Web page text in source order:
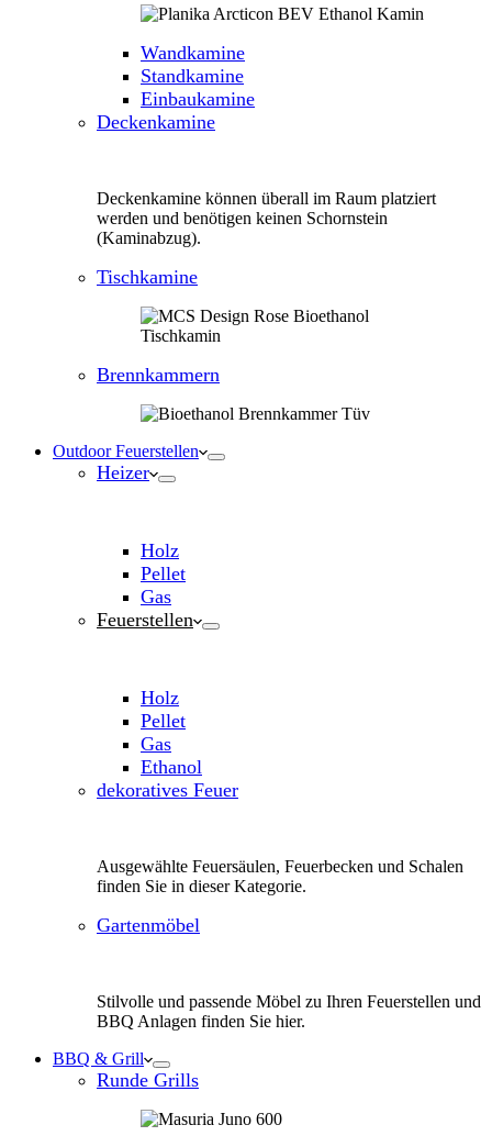
Wandkamine
Standkamine
Einbaukamine
Deckenkamine
Deckenkamine können überall im Raum platziert
werden und benötigen keinen Schornstein
(Kaminabzug).
Tischkamine
Brennkammern
Outdoor Feuerstellen
Heizer
Holz
Pellet
Gas
Feuerstellen
Holz
Pellet
Gas
Ethanol
dekoratives Feuer
Ausgewählte Feuersäulen, Feuerbecken und Schalen
finden Sie in dieser Kategorie.
Gartenmöbel
Stilvolle und passende Möbel zu Ihren Feuerstellen und
BBQ Anlagen finden Sie hier.
BBQ & Grill
Runde Grills